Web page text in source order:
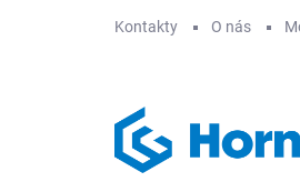
Kontakty O nás